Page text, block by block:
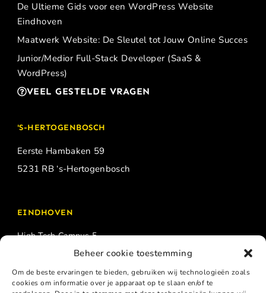
Beheer cookie toestemming
Om de beste ervaringen te bieden, gebruiken wij technologieën zoals
cookies om informatie over je apparaat op te slaan en/of te
De Ultieme Gids voor een WordPress Website
Eindhoven
Maatwerk Website: De Sleutel tot Jouw Online Succes
Junior/Medior Full-Stack Developer (SaaS &
WordPress)
VEEL GESTELDE VRAGEN
'S-HERTOGENBOSCH
Eerste Hambaken 59
5231 RB ‘s-Hertogenbosch
EINDHOVEN
High Tech Campus 5
5656 AE Eindhoven